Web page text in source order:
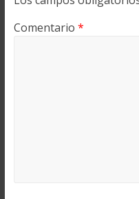
Comentario *